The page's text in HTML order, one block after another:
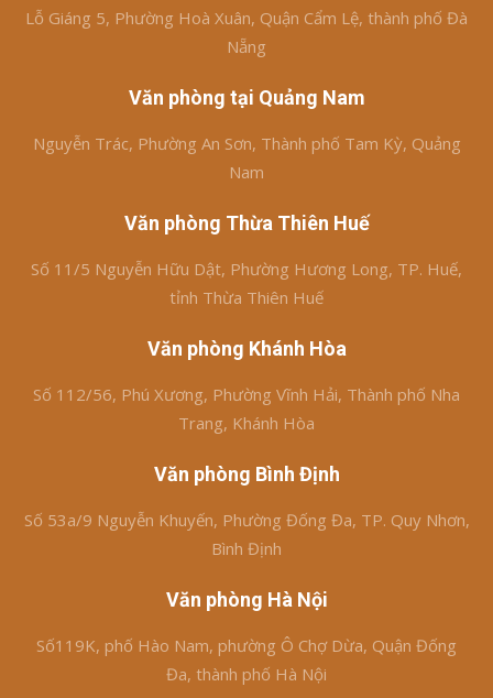
Lỗ Giáng 5, Phường Hoà Xuân, Quận Cẩm Lệ, thành phố Đà
Nẵng
Văn phòng tại Quảng Nam
Nguyễn Trác, Phường An Sơn, Thành phố Tam Kỳ, Quảng
Nam
Văn phòng Thừa Thiên Huế
Số 11/5 Nguyễn Hữu Dật, Phường Hương Long, TP. Huế,
tỉnh Thừa Thiên Huế
Văn phòng Khánh Hòa
Số 112/56, Phú Xương, Phường Vĩnh Hải, Thành phố Nha
Trang, Khánh Hòa
Văn phòng Bình Định
Số 53a/9 Nguyễn Khuyến, Phường Đống Đa, TP. Quy Nhơn,
Bình Định
Văn phòng Hà Nội
Số119K, phố Hào Nam, phường Ô Chợ Dừa, Quận Đống
Đa, thành phố Hà Nội